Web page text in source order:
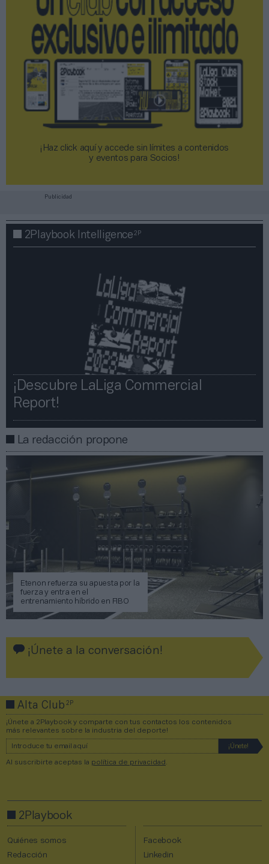
¡Haz click aquí y accede sin límites a contenidos
y eventos para Socios!​​​​​​​
Publicidad
2Playbook Intelligence2P
¡Descubre LaLiga Commercial
Report!​​
La redacción propone
Etenon refuerza su apuesta por la
fuerza y entra en el
entrenamiento híbrido en FIBO
¡Únete a la conversación!
Alta Club2P
¡Únete a 2Playbook y comparte con tus contactos los contenidos
más relevantes sobre la industria del deporte!
Al suscribirte aceptas la política de privacidad
2Playbook
Quiénes somos
Redacción
Facebook
Linkedin